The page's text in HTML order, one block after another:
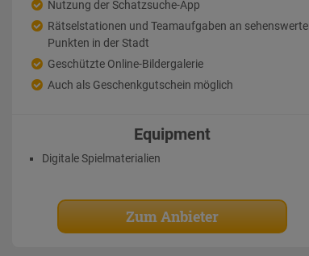
Nutzung der Schatzsuche-App
Rätselstationen und Teamaufgaben an
Punkten in der Stadt
Geschützte Online-Bildergalerie
Auch als Geschenkgutschein möglich
Equipment
Digitale Spielmaterialien
Zum Anbieter